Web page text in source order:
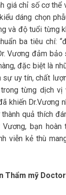
giá chỉ số cơ thể
dáng chọn
và độ tuổi từng
ba tiêu chí:
Vương đảm
đặc biệt là
sự uy tín, chất
từng dịch vị
khiến Dr.Vương
quả thích
bạn hoàn
viễn kẻ thù
Thẩm mỹ